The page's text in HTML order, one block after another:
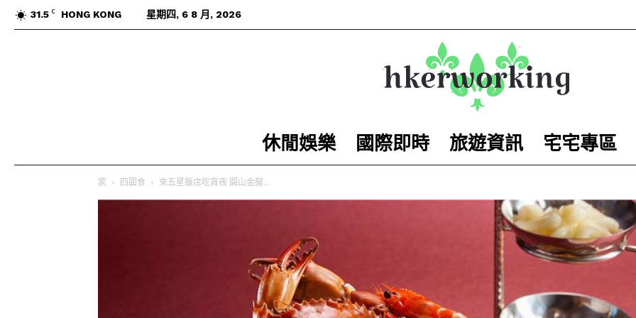
31.5 C HONG KONG 星期四, 6 8 月, 2026
休閒娛樂 國際即時 旅遊資訊 宅宅專區
家 四圍食 來五星飯店吃宵夜 圓山金龍...